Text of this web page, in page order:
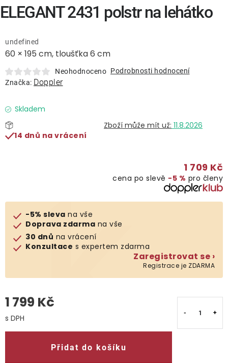
Prodávané značky
Klub výhod
Naše katalogy
O nás
Kontakty
60 × 195 cm, tloušťka 6 cm
undefined
Neohodnoceno Podrobnosti hodnocení
Značka: Doppler
Skladem
11.8.2026
14 dnů na vrácení
1 709 Kč
cena po slevě −5 % pro členy
-5% sleva na vše
Doprava zdarma na vše
30 dnů na vrácení
Konzultace s expertem zdarma
Zaregistrovat se ›
Registrace je ZDARMA
1 799 Kč
Přidat do košíku
ELEGANT 2431 polstr na lehátko